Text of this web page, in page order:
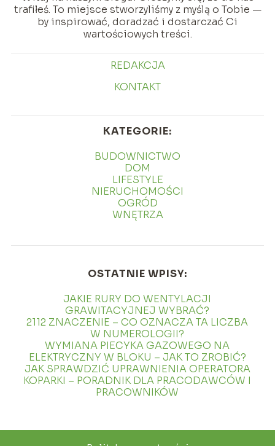
trafiłeś. To miejsce stworzyliśmy z myślą o Tobie —
by inspirować, doradzać i dostarczać Ci
wartościowych treści.
REDAKCJA
KONTAKT
KATEGORIE:
BUDOWNICTWO
DOM
LIFESTYLE
NIERUCHOMOŚCI
OGRÓD
WNĘTRZA
OSTATNIE WPISY:
JAKIE RURY DO WENTYLACJI
GRAWITACYJNEJ WYBRAĆ?
2112 ZNACZENIE – CO OZNACZA TA LICZBA
W NUMEROLOGII?
WYMIANA PIECYKA GAZOWEGO NA
ELEKTRYCZNY W BLOKU – JAK TO ZROBIĆ?
JAK SPRAWDZIĆ UPRAWNIENIA OPERATORA
KOPARKI – PORADNIK DLA PRACODAWCÓW I
PRACOWNIKÓW